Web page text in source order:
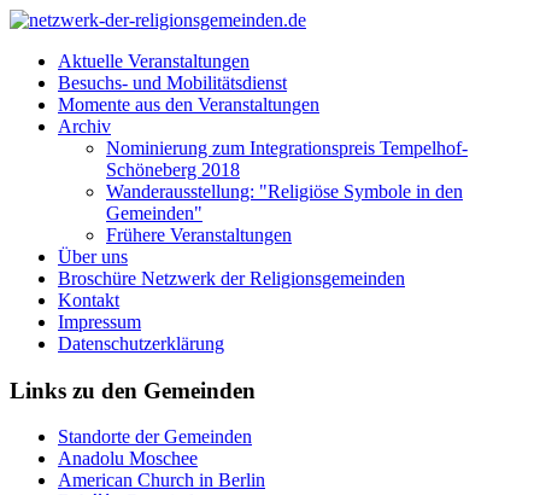
Aktuelle Veranstaltungen
Besuchs- und Mobilitätsdienst
Momente aus den Veranstaltungen
Archiv
Nominierung zum Integrationspreis Tempelhof-
Schöneberg 2018
Wanderausstellung: "Religiöse Symbole in den
Gemeinden"
Frühere Veranstaltungen
Über uns
Broschüre Netzwerk der Religionsgemeinden
Kontakt
Impressum
Datenschutzerklärung
Links zu den Gemeinden
Standorte der Gemeinden
Anadolu Moschee
American Church in Berlin